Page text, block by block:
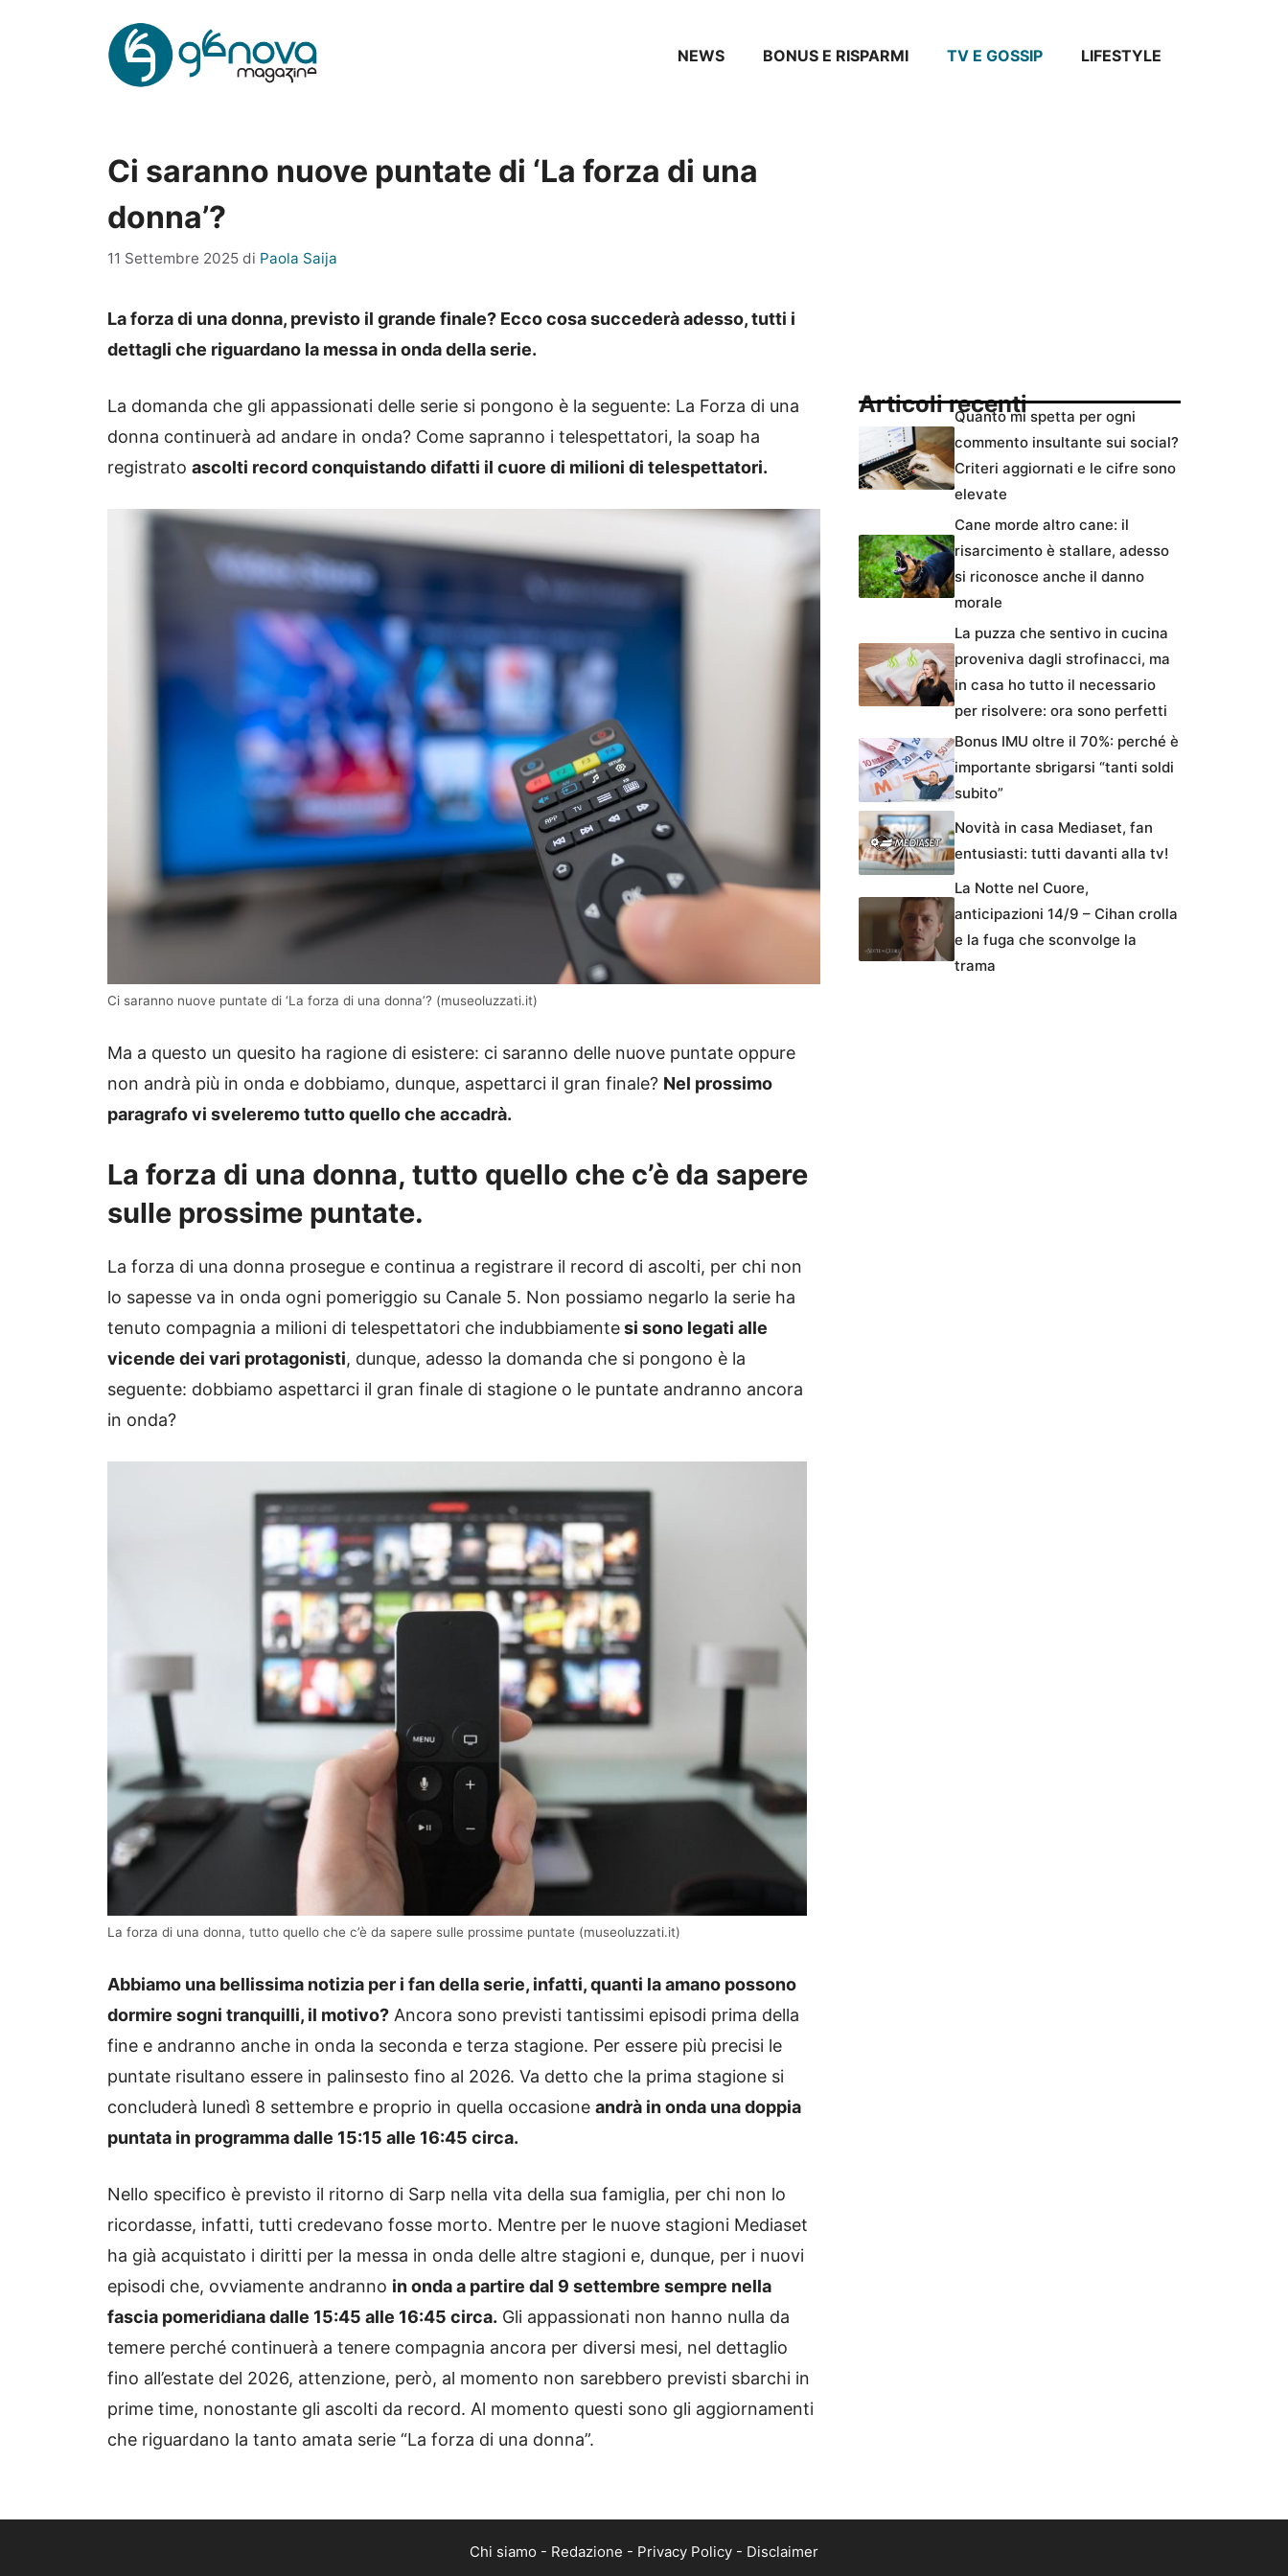
NEWS BONUS E RISPARMI TV E GOSSIP LIFESTYLE
Ci saranno nuove puntate di ‘La forza di una
donna’?
11 Settembre 2025 di Paola Saija
La forza di una donna, previsto il grande finale? Ecco cosa succederà adesso, tutti i
dettagli che riguardano la messa in onda della serie.
La domanda che gli appassionati delle serie si pongono è la seguente: La Forza di una
donna continuerà ad andare in onda? Come sapranno i telespettatori, la soap ha
registrato ascolti record conquistando difatti il cuore di milioni di telespettatori.
Ci saranno nuove puntate di ‘La forza di una donna’? (museoluzzati.it)
Ma a questo un quesito ha ragione di esistere: ci saranno delle nuove puntate oppure
non andrà più in onda e dobbiamo, dunque, aspettarci il gran finale? Nel prossimo
paragrafo vi sveleremo tutto quello che accadrà.
La forza di una donna, tutto quello che c’è da sapere
sulle prossime puntate.
La forza di una donna prosegue e continua a registrare il record di ascolti, per chi non
lo sapesse va in onda ogni pomeriggio su Canale 5. Non possiamo negarlo la serie ha
tenuto compagnia a milioni di telespettatori che indubbiamentesi sono legati alle
vicende dei vari protagonisti, dunque, adesso la domanda che si pongono è la
seguente: dobbiamo aspettarci il gran finale di stagione o le puntate andranno ancora
in onda?
La forza di una donna, tutto quello che c’è da sapere sulle prossime puntate (museoluzzati.it)
Abbiamo una bellissima notizia per i fan della serie, infatti, quanti la amano possono
dormire sogni tranquilli, il motivo? Ancora sono previsti tantissimi episodi prima della
fine e andranno anche in onda la seconda e terza stagione. Per essere più precisi le
puntate risultano essere in palinsesto fino al 2026. Va detto che la prima stagione si
concluderà lunedì 8 settembre e proprio in quella occasione andrà in onda una doppia
puntata in programma dalle 15:15 alle 16:45 circa.
Nello specifico è previsto il ritorno di Sarp nella vita della sua famiglia, per chi non lo
ricordasse, infatti, tutti credevano fosse morto. Mentre per le nuove stagioni Mediaset
ha già acquistato i diritti per la messa in onda delle altre stagioni e, dunque, per i nuovi
episodi che, ovviamente andranno in onda a partire dal 9 settembre sempre nella
fascia pomeridiana dalle 15:45 alle 16:45 circa. Gli appassionati non hanno nulla da
temere perché continuerà a tenere compagnia ancora per diversi mesi, nel dettaglio
fino all’estate del 2026, attenzione, però, al momento non sarebbero previsti sbarchi in
prime time, nonostante gli ascolti da record. Al momento questi sono gli aggiornamenti
che riguardano la tanto amata serie “La forza di una donna”.
Articoli recentiQuanto mi spetta per ogni
commento insultante sui social?
Criteri aggiornati e le cifre sono
elevate
Cane morde altro cane: il
risarcimento è stallare, adesso
si riconosce anche il danno
morale
La puzza che sentivo in cucina
proveniva dagli strofinacci, ma
in casa ho tutto il necessario
per risolvere: ora sono perfetti
Bonus IMU oltre il 70%: perché è
importante sbrigarsi “tanti soldi
subito”
Novità in casa Mediaset, fan
entusiasti: tutti davanti alla tv!
La Notte nel Cuore,
anticipazioni 14/9 – Cihan crolla
e la fuga che sconvolge la
trama
Chi siamo - Redazione - Privacy Policy - Disclaimer